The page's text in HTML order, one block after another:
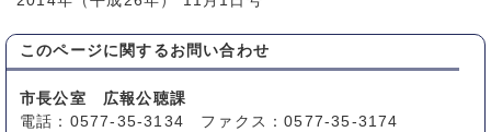
このページに関する お問い合わせ
市長公室 広報公聴課
電話：0577-35-3134 ファクス：0577-35-3174